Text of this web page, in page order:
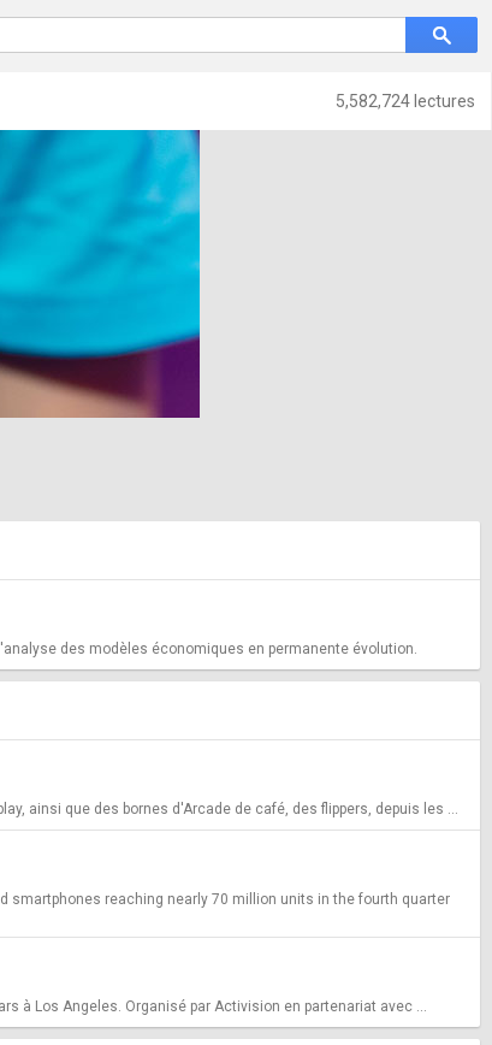
5,582,724 lectures
des modèles économiques en permanente évolution.
ainsi que des bornes d'Arcade de café, des flippers, depuis les ...
smartphones reaching nearly 70 million units in the fourth quarter
à Los Angeles. Organisé par Activision en partenariat avec ...